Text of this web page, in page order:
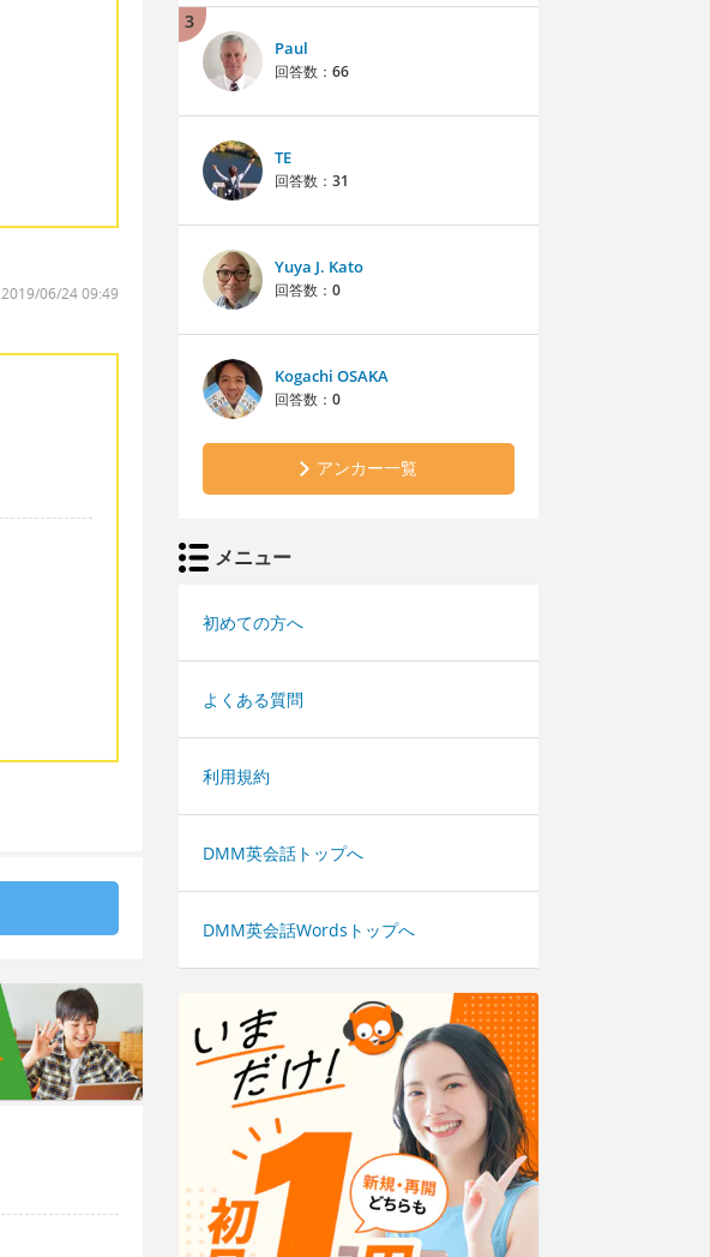
2019/06/24 09:49
3
Paul
回答数： 66
TE
回答数： 31
Yuya J. Kato
回答数： 0
Kogachi OSAKA
回答数： 0
アンカー一覧
メニュー
初めての方へ
よくある質問
利用規約
DMM英会話トップへ
DMM英会話Wordsトップへ